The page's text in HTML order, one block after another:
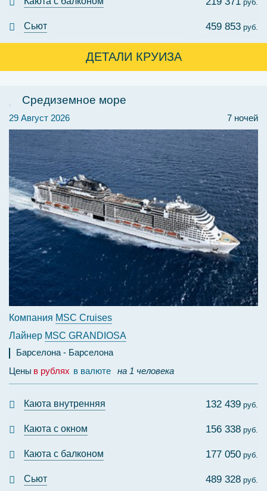
руб.
Сьют 459 853 руб.
ДЕТАЛИ КРУИЗА
Средиземное море
7 ночей
29 Август 2026
Компания MSC Cruises
Лайнер MSC GRANDIOSA
Барселона
Барселона
Цены в рублях в валюте на 1 человека
Каюта внутренняя 132 439 руб.
Каюта с окном 156 338 руб.
Каюта с балконом 177 050 руб.
Сьют 489 328 руб.